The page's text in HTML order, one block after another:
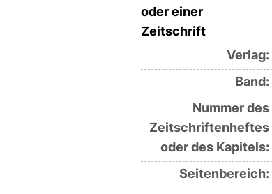
oder einer
Zeitschrift
Verlag:
Band:
Nummer des
Zeitschriftenheftes
oder des Kapitels:
Seitenbereich: